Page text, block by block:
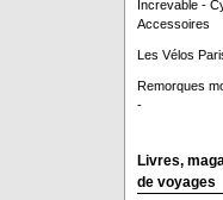
Increvable -
Accessoires
Les Vélos
Remorques
-
Livres,
de voyages